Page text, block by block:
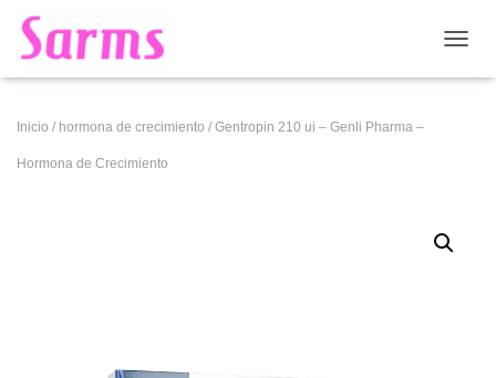
Inicio / hormona de crecimiento / Gentropin 210 ui – Genli Pharma –
Hormona de Crecimiento